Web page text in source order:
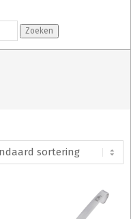
Zoeken